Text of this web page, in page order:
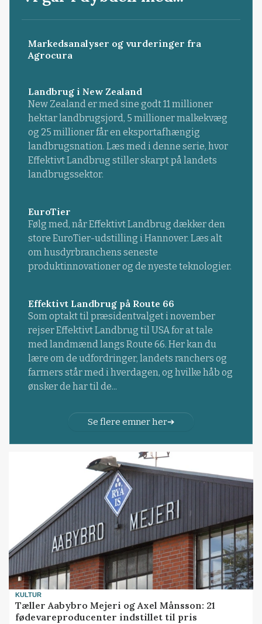
Markedsanalyser og vurderinger fra
Agrocura
Landbrug i New Zealand
New Zealand er med sine godt 11 millioner
hektar landbrugsjord, 5 millioner malkekvæg
og 25 millioner får en eksportafhængig
landbrugsnation. Læs med i denne serie, hvor
Effektivt Landbrug stiller skarpt på landets
landbrugssektor.
EuroTier
Følg med, når Effektivt Landbrug dækker den
store EuroTier-udstilling i Hannover. Læs alt
om husdyrbranchens seneste
produktinnovationer og de nyeste teknologier.
Effektivt Landbrug på Route 66
Som optakt til præsidentvalget i november
rejser Effektivt Landbrug til USA for at tale
med landmænd langs Route 66. Her kan du
lære om de udfordringer, landets ranchers og
farmers står med i hverdagen, og hvilke håb og
ønsker de har til de...
Se flere emner her
KULTUR
Tæller Aabybro Mejeri og Axel Månsson: 21
fødevareproducenter indstillet til pris